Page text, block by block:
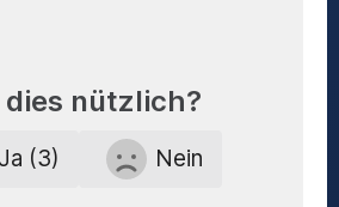
dies nützlich?
Ja (3) Nein